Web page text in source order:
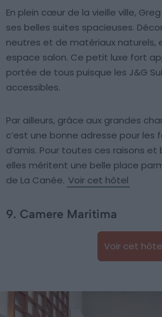
En plein cœur de la vieille ville,
ses belles suites spacieuses.
neutres et de matériaux naturels,
espace salon. Ce petit luxe fort
portée de tous puisque les J&G
accessibles.
Par ailleurs, grâce aux grandes
c’est une bonne adresse pour les
d’amis. Pour toutes ces raisons et
elles méritent une belle place
de La Canée. Voir cet hôtel
9. Camere Maritima
Voir cet